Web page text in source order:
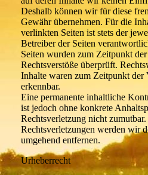
Deshalb können wir für diese
Gewähr übernehmen. Für die
verlinkten Seiten ist stets der
Betreiber der Seiten
Seiten wurden zum Zeitpunkt
Rechtsverstöße überprüft.
Inhalte waren zum Zeitpunkt der
erkennbar.
Eine permanente inhaltliche
ist jedoch ohne konkrete
Rechtsverletzung nicht
Rechtsverletzungen werden wir
umgehend entfernen.
Urheberrecht